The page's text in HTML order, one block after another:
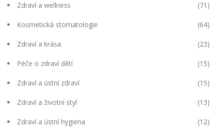
Zdraví a wellness (71)
Kosmetická stomatologie (64)
Zdraví a krása (23)
Péče o zdraví dětí (15)
Zdraví a ústní zdraví (15)
Zdraví a životní styl (13)
Zdraví a ústní hygiena (12)